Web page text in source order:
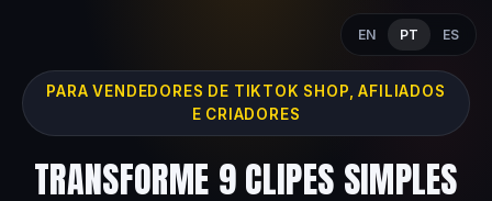
EN PT ES
PARA VENDEDORES DE TIKTOK SHOP, AFILIADOS
E CRIADORES
TRANSFORME 9 CLIPES SIMPLES